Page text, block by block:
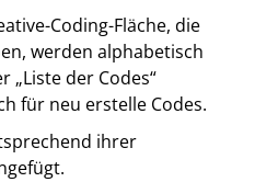
Coding-Fläche, die
werden alphabetisch
„Liste der Codes“
für neu erstelle Codes.
ihrer